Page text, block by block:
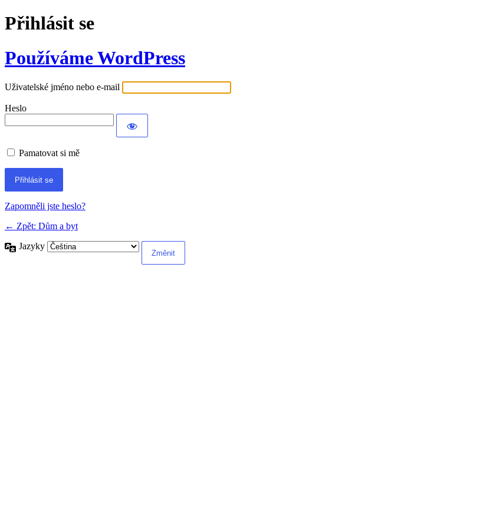
Přihlásit se
Používáme WordPress
Uživatelské jméno nebo e-mail
Heslo
Pamatovat si mě
Alternative:
Zapomněli jste heslo?
← Zpět: Dům a byt
Jazyky